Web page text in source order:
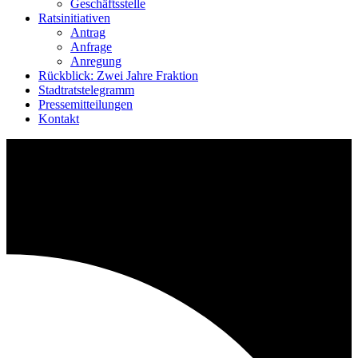
Geschäftsstelle
Ratsinitiativen
Antrag
Anfrage
Anregung
Rückblick: Zwei Jahre Fraktion
Stadtratstelegramm
Pressemitteilungen
Kontakt